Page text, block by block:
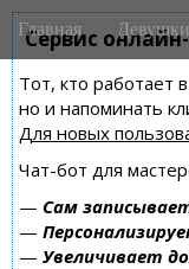
Сервис
Тот, кто работает
но и напоминать
Для новых
Чат-бот для
— Сам
—
— Увеличивает
M
a
n
m
e
n
u
i
Главная Девушки